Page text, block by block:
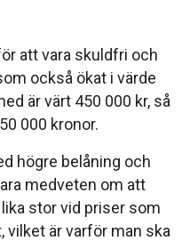
att vara skuldfri och
också ökat i värde
är värt 450 000 kr, så
000 kronor.
högre belåning och
medveten om att
stor vid priser som
vilket är varför man ska